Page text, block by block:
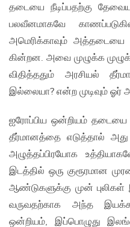
தடையை நீடிப்பதற்கு
பலவீனமாகவே
அமெரிக்காவும் அத்தடையை
கின்றன. அவை முழுக்க
விதித்ததும் அரசியல்
இல்லையா? என்ற முடிவும் ஓர்
ஐரோப்பிய ஒன்றியம் தடையை
தீர்மானத்தை எடுத்தால்
அழுத்தப்பிரயோக
இடத்தில் ஒரு குரூரமான
ஆண்டுகளுக்கு முன்
வருவதற்காக அந்த
ஒன்றியம், இப்பொழுது